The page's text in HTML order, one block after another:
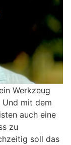
Werkzeug
mit dem
auch eine
zu
soll das